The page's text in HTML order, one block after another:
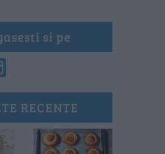
si pe
RECENTE